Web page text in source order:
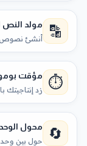
🔡 مولد النص
أنشئ نصوص
⏱️ مؤقت
زد إنتاجيتك
🔄 محول
حول بين